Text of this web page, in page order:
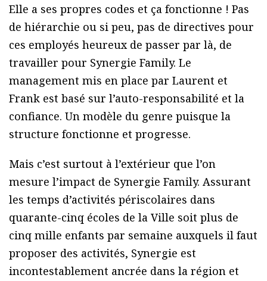
Elle a ses propres codes et ça fonctionne ! Pas
de hiérarchie ou si peu, pas de directives pour
ces employés heureux de passer par là, de
travailler pour Synergie Family. Le
management mis en place par Laurent et
Frank est basé sur l’auto-responsabilité et la
confiance. Un modèle du genre puisque la
structure fonctionne et progresse.
Mais c’est surtout à l’extérieur que l’on
mesure l’impact de Synergie Family. Assurant
les temps d’activités périscolaires dans
quarante-cinq écoles de la Ville soit plus de
cinq mille enfants par semaine auxquels il faut
proposer des activités, Synergie est
incontestablement ancrée dans la région et